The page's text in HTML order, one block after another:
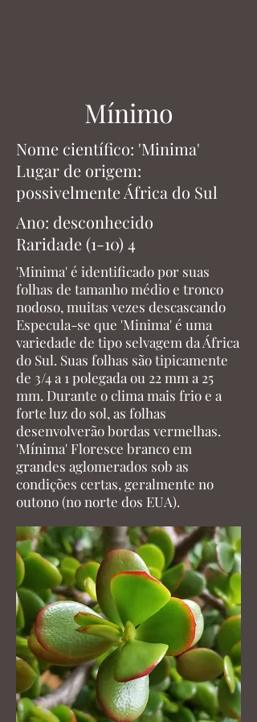
Mínimo
Nome científico: 'Minima'
Lugar de origem:
possivelmente África do Sul
Ano: desconhecido
Raridade (1-10) 4
'Minima' é identificado por suas
folhas de tamanho médio e tronco
nodoso, muitas vezes descascando
Especula-se que 'Minima' é uma
variedade de tipo selvagem da África
do Sul. Suas folhas são tipicamente
de 3/4 a 1 polegada ou 22 mm a 25
mm. Durante o clima mais frio e a
forte luz do sol, as folhas
desenvolverão bordas vermelhas.
'Mínima' Floresce branco em
grandes aglomerados sob as
condições certas, geralmente no
outono (no norte dos EUA).